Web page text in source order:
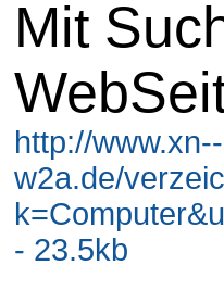
Mit
http://
w2a.de/
- 23.5kb